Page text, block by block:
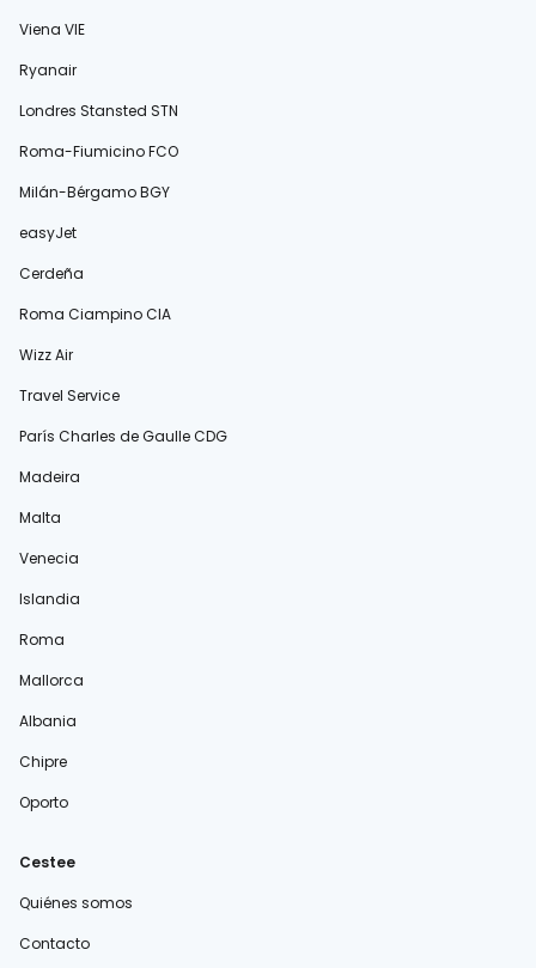
Viena VIE
Ryanair
Londres Stansted STN
Roma-Fiumicino FCO
Milán-Bérgamo BGY
easyJet
Cerdeña
Roma Ciampino CIA
Wizz Air
Travel Service
París Charles de Gaulle CDG
Madeira
Malta
Venecia
Islandia
Roma
Mallorca
Albania
Chipre
Oporto
Cestee
Quiénes somos
Contacto